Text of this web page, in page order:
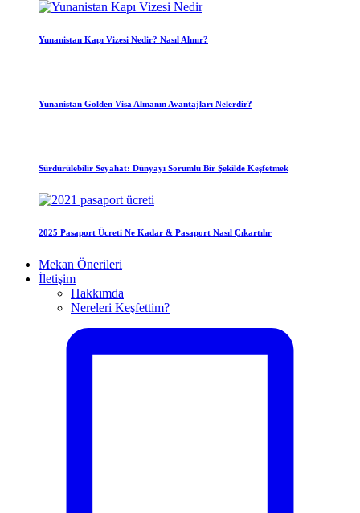
Yunanistan Kapı Vizesi Nedir? Nasıl Alınır?
Yunanistan Golden Visa Almanın Avantajları Nelerdir?
Sürdürülebilir Seyahat: Dünyayı Sorumlu Bir Şekilde Keşfetmek
2025 Pasaport Ücreti Ne Kadar & Pasaport Nasıl Çıkartılır
Mekan Önerileri
İletişim
Hakkımda
Nereleri Keşfettim?